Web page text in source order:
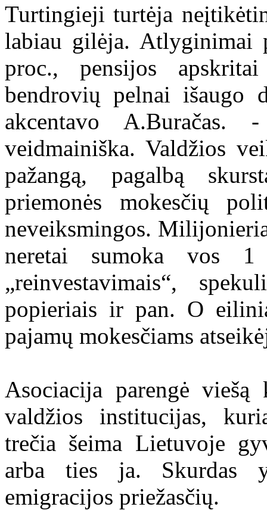
Turtingieji turtėja
labiau gilėja. Atlyginimai
proc., pensijos
bendrovių pelnai išaugo
akcentavo
veidmainiška. Valdžios
pažangą, pagalbą
priemonės mokesčių
neveiksmingos.
neretai sumoka vos 1
„reinvestavimais“,
popieriais ir pan. O
pajamų mokesčiams
Asociacija parengė
valdžios institucijas,
trečia šeima Lietuvoje
arba ties ja. Skurdas
emigracijos priežasčių.